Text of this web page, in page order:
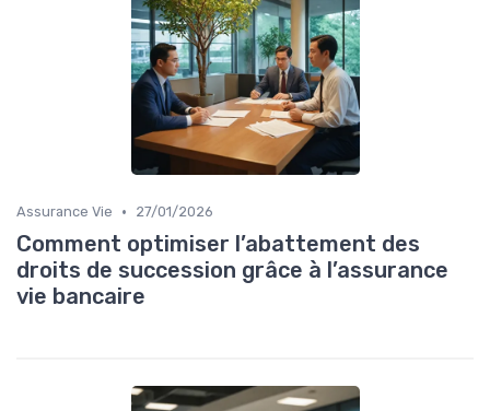
Assurance Vie • 27/01/2026
Comment optimiser l’abattement des
droits de succession grâce à l’assurance
vie bancaire